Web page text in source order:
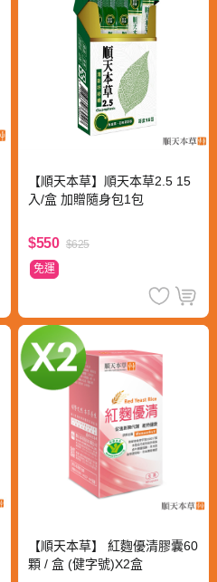
【順天本草】順天本草2.5 15
入/盒 加贈隨身包1包
$550 $625
免運
【順天本草】 紅麴優清膠囊60
顆 / 盒 (健字號)X2盒